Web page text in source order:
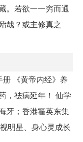
。若欲一一穷而通
哉？或主修真之
《黄帝内经》养
，祛病延年！ 仙学
牙；香港霍英东集
明星、身心灵成长